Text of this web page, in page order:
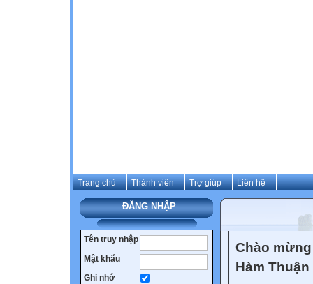
Trang chủ Thành viên Trợ giúp Liên hệ
ĐĂNG NHẬP
Tên truy nhập
Mật khẩu
Ghi nhớ
Chào
Hàm Thuận